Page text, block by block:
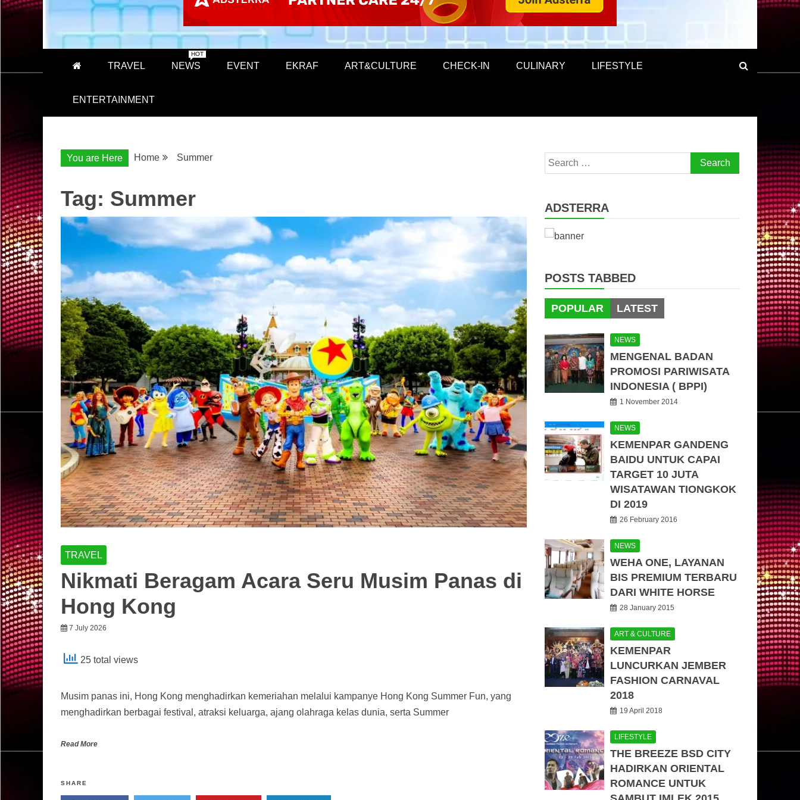
TRAVEL NEWS
HOT
EVENT EKRAF ART&CULTURE CHECK-IN CULINARY LIFESTYLE
ENTERTAINMENT
You are Here Home Summer
Tag: Summer
TRAVEL
Nikmati Beragam Acara Seru Musim Panas di
Hong Kong
7 July 2026
25 total views
Musim panas ini, Hong Kong menghadirkan kemeriahan melalui kampanye Hong Kong Summer Fun, yang
menghadirkan berbagai festival, atraksi keluarga, ajang olahraga kelas dunia, serta Summer
Read More
SHARE
Search
for:
ADSTERRA
POSTS TABBED
POPULAR LATEST
NEWS
MENGENAL BADAN
PROMOSI PARIWISATA
INDONESIA ( BPPI)
1 November 2014
NEWS
KEMENPAR GANDENG
BAIDU UNTUK CAPAI
TARGET 10 JUTA
WISATAWAN TIONGKOK
DI 2019
26 February 2016
NEWS
WEHA ONE, LAYANAN
BIS PREMIUM TERBARU
DARI WHITE HORSE
28 January 2015
ART & CULTURE
KEMENPAR
LUNCURKAN JEMBER
FASHION CARNAVAL
2018
19 April 2018
LIFESTYLE
THE BREEZE BSD CITY
HADIRKAN ORIENTAL
ROMANCE UNTUK